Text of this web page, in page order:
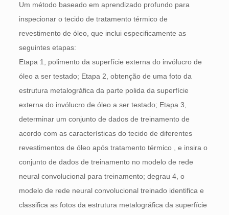
Um método baseado em aprendizado profundo para
inspecionar o tecido de tratamento térmico de
revestimento de óleo, que inclui especificamente as
seguintes etapas:
Etapa 1, polimento da superfície externa do invólucro de
óleo a ser testado; Etapa 2, obtenção de uma foto da
estrutura metalográfica da parte polida da superfície
externa do invólucro de óleo a ser testado; Etapa 3,
determinar um conjunto de dados de treinamento de
acordo com as características do tecido de diferentes
revestimentos de óleo após tratamento térmico , e insira o
conjunto de dados de treinamento no modelo de rede
neural convolucional para treinamento; degrau 4, o
modelo de rede neural convolucional treinado identifica e
classifica as fotos da estrutura metalográfica da superfície